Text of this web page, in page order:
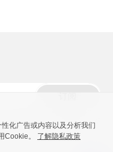
的邮件订阅，与我们保持联系
化广告或内容以及分析我们
Cookie。 了解隐私政策